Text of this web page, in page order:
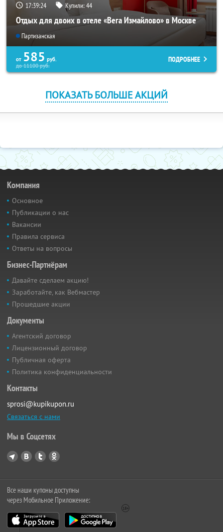
17:39:24 Купили:44
Отдых для двоих в отеле «Вега Измайлово» в Москве
Партизанская
от 585 руб.
до11100руб.
ПОДРОБНЕЕ
ПОКАЗАТЬ БОЛЬШЕ АКЦИЙ
Компания
Основное
Публикации о нас
Вакансии
Правила сервиса
Ответы на вопросы
Бизнес-Партнёрам
Давайте сделаем акцию!
Заработайте, как Вебмастер
Прошедшие акции
Документы
Агентский договор
Лицензионный договор
Публичная оферта
Политика конфиденциальности
Контакты
sprosi@kupikupon.ru
Связаться с нами
Мы в Соцсетях
Все наши купоны доступны
через Мобильное Приложение: